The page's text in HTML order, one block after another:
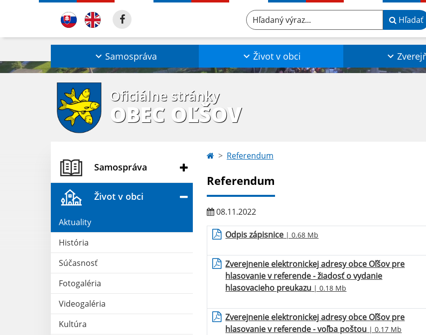
Hľadaný výraz... Hľadať
Samospráva Život v obci
Oficiálne stránky
OBEC OĽŠOV
Samospráva
Život v obci
Aktuality
História
Súčasnosť
Fotogaléria
Videogaléria
Kultúra
Referendum
Referendum
08.11.2022
Odpis zápisnice | 0.68 Mb
Zverejnenie elektronickej adresy obce Oľšov pre
hlasovanie v referende - žiadosť o vydanie
hlasovacieho preukazu | 0.18 Mb
Zverejnenie elektronickej adresy obce Oľšov pre
hlasovanie v referende - voľba poštou | 0.17 Mb